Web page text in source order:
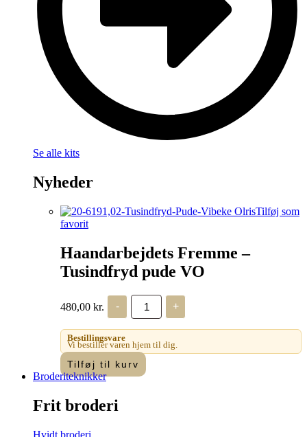
Se alle kits
Nyheder
Tilføj som
favorit
Haandarbejdets Fremme –
Tusindfryd pude VO
480,00 kr. -
Haandarbejdets
Fremme
-
Tusindfryd
pude
VO
antal
+
Bestillingsvare
Vi bestiller varen hjem til dig.
Tilføj til kurv
Broderiteknikker
Frit broderi
Hvidt broderi